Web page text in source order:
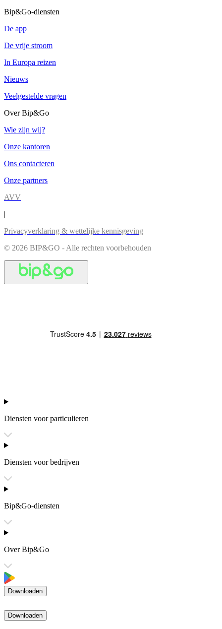
Bip&Go-diensten
De app
De vrije stroom
In Europa reizen
Nieuws
Veelgestelde vragen
Over Bip&Go
Wie zijn wij?
Onze kantoren
Ons contacteren
Onze partners
AVV
|
Privacyverklaring & wettelijke kennisgeving
© 2026 BIP&GO - Alle rechten voorbehouden
Diensten voor particulieren
Diensten voor bedrijven
Bip&Go-diensten
Over Bip&Go
Downloaden
Downloaden